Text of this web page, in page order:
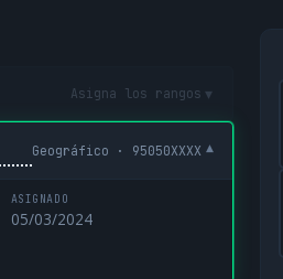
Asigna los rangos ▾
Geográfico · 95050XXXX ▾
ASIGNADO
05/03/2024